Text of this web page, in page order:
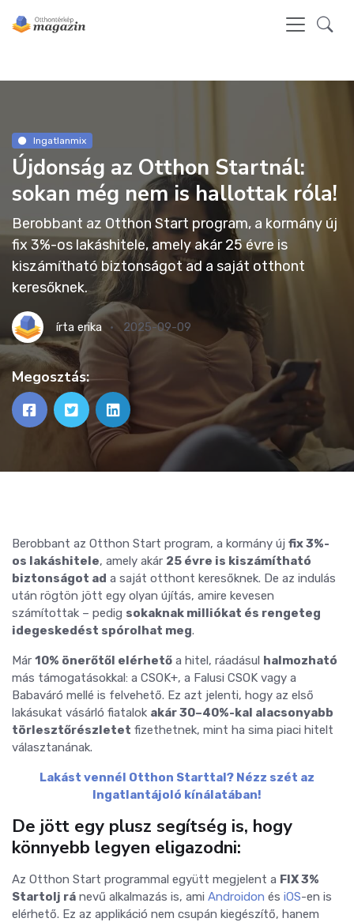
Ingatlanmix
Újdonság az Otthon Startnál:
sokan még nem is hallottak róla!
Berobbant az Otthon Start program, a kormány új
fix 3%-os lakáshitele, amely akár 25 évre is
kiszámítható biztonságot ad a saját otthont
keresőknek.
írta erika 2025-09-09
Megosztás:
Berobbant az Otthon Start program, a kormány új fix 3%-
os lakáshitele, amely akár 25 évre is kiszámítható
biztonságot ad a saját otthont keresőknek. De az indulás
után rögtön jött egy olyan újítás, amire kevesen
számítottak – pedig sokaknak milliókat és rengeteg
idegeskedést spórolhat meg.
Már 10% önerőtől elérhető a hitel, ráadásul halmozható
más támogatásokkal: a CSOK+, a Falusi CSOK vagy a
Babaváró mellé is felvehető. Ez azt jelenti, hogy az első
lakásukat vásárló fiatalok akár 30–40%-kal alacsonyabb
törlesztőrészletet fizethetnek, mint ha sima piaci hitelt
választanának.
Lakást vennél Otthon Starttal? Nézz szét az
Ingatlantájoló kínálatában!
De jött egy plusz segítség is, hogy
könnyebb legyen eligazodni:
Az Otthon Start programmal együtt megjelent a FIX 3%
Startolj rá nevű alkalmazás is, ami Androidon és iOS-en is
elérhető. Ez az applikáció nem csupán kiegészítő, hanem